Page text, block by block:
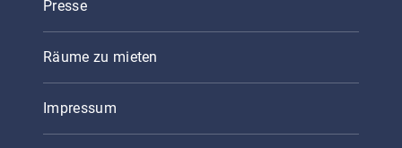
Presse
Räume zu mieten
Impressum